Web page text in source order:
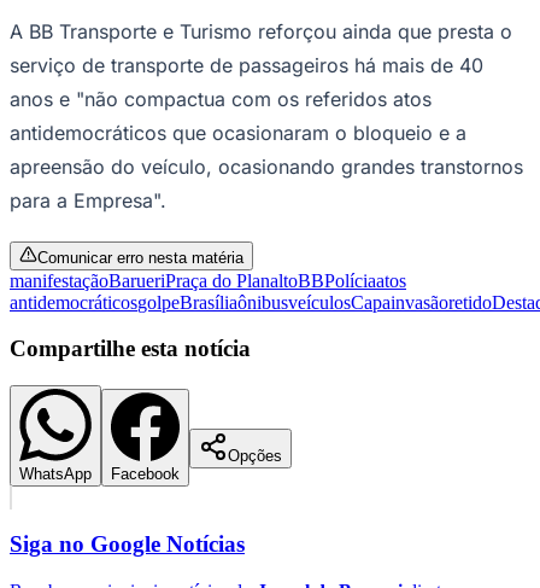
Mundial 2026
Times - Ir direto
A BB Transporte e Turismo reforçou ainda que presta o
serviço de transporte de passageiros há mais de 40
anos e "não compactua com os referidos atos
antidemocráticos que ocasionaram o bloqueio e a
apreensão do veículo, ocasionando grandes transtornos
para a Empresa".
Comunicar erro nesta matéria
manifestaçãoBarueriPraça do PlanaltoBBPolíciaatos
antidemocráticosgolpeBrasíliaônibusveículosCapainvasãoretido
Compartilhe esta notícia
WhatsApp Facebook
Opções
Siga no Google Notícias